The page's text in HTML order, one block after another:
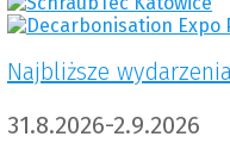
Najbliższe wydarzenia
31.8.2026-2.9.2026